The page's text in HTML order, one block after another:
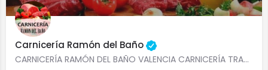
Carnicería Ramón del Baño
CARNICERÍA RAMÓN DEL BAÑO VALENCIA CARNICERÍA TRADICIONAL CENTRO VALENCIA EMBUTIDOS ARTESANALES,…